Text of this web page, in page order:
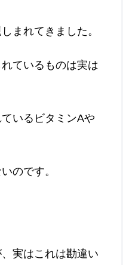
まれてきました。
ているものは実は
いるビタミンAや
のです。
実はこれは勘違い